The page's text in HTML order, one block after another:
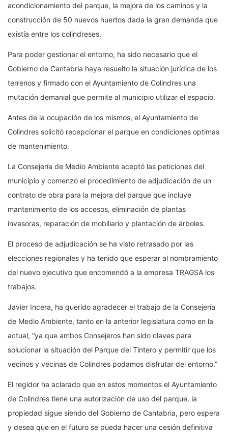
acondicionamiento del parque, la mejora de los caminos y la
construcción de 50 nuevos huertos dada la gran demanda que
existía entre los colindreses.
Para poder gestionar el entorno, ha sido necesario que el
Gobierno de Cantabria haya resuelto la situación jurídica de los
terrenos y firmado con el Ayuntamiento de Colindres una
mutación demanial que permite al municipio utilizar el espacio.
Antes de la ocupación de los mismos, el Ayuntamiento de
Colindres solicitó recepcionar el parque en condiciones optimas
de mantenimiento.
La Consejería de Medio Ambiente aceptó las peticiones del
municipio y comenzó el procedimiento de adjudicación de un
contrato de obra para la mejora del parque que incluye
mantenimiento de los accesos, eliminación de plantas
invasoras, reparación de mobiliario y plantación de árboles.
El proceso de adjudicación se ha visto retrasado por las
elecciones regionales y ha tenido que esperar al nombramiento
del nuevo ejecutivo que encomendó a la empresa TRAGSA los
trabajos.
Javier Incera, ha querido agradecer el trabajo de la Consejería
de Medio Ambiente, tanto en la anterior legislatura como en la
actual, “ya que ambos Consejeros han sido claves para
solucionar la situación del Parque del Tintero y permitir que los
vecinos y vecinas de Colindres podamos disfrutar del entorno.”
El regidor ha aclarado que en estos momentos el Ayuntamiento
de Colindres tiene una autorización de uso del parque, la
propiedad sigue siendo del Gobierno de Cantabria, pero espera
y desea que en el futuro se pueda hacer una cesión definitiva